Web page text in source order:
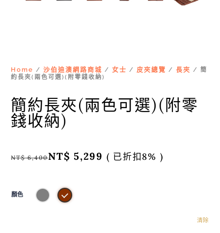
Home /沙伯迪澳網路商城 /女士 / 皮夾總覽 /長夾 / 簡
約長夾(兩色可選)(附零錢收納)
簡約長夾(兩色可選)(附零
錢收納)
NT$6,400NT$ 5,299 ( 已折扣8% )
顏色
清除